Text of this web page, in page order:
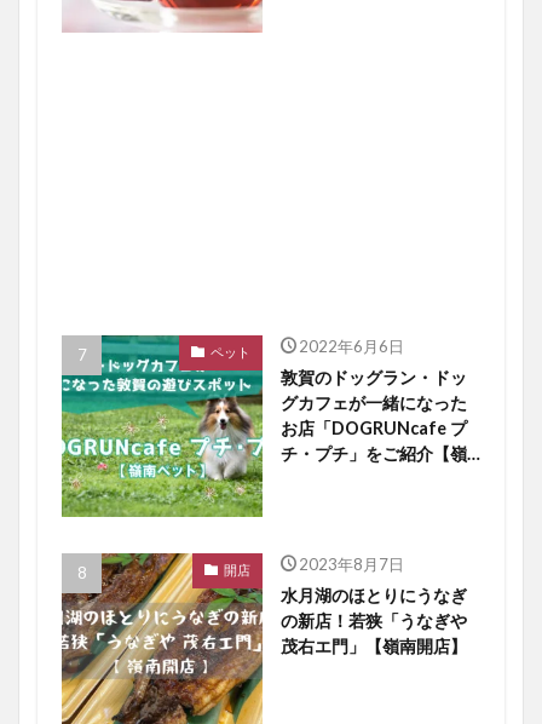
ペット 2022年6月6日
敦賀のドッグラン・ドッ
グカフェが一緒になった
お店「DOGRUNcafe プ
チ・プチ」をご紹介【嶺
開店 2023年8月7日
水月湖のほとりにうなぎ
の新店！若狭「うなぎや
茂右エ門」【嶺南開店】